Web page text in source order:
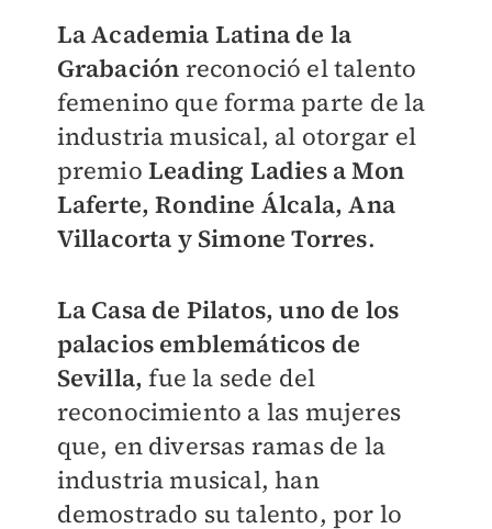
La Academia Latina de la
Grabación reconoció el talento
femenino que forma parte de la
industria musical, al otorgar el
premio Leading Ladies a Mon
Laferte, Rondine Álcala, Ana
Villacorta y Simone Torres.
La Casa de Pilatos, uno de los
palacios emblemáticos de
Sevilla, fue la sede del
reconocimiento a las mujeres
que, en diversas ramas de la
industria musical, han
demostrado su talento, por lo